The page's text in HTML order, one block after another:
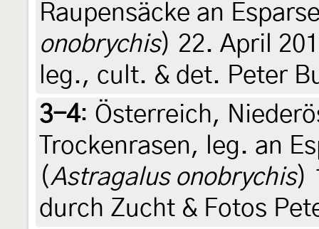
Raupensäcke an
onobrychis) 22. April
leg., cult. & det. Peter
3-4: Österreich,
Trockenrasen, leg. an
(Astragalus onobrychis)
durch Zucht & Fotos